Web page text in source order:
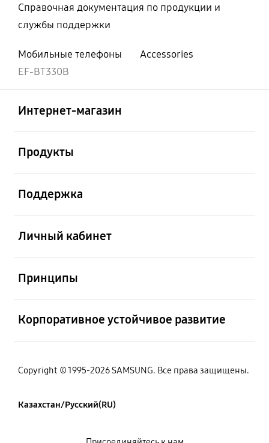
Справочная документация по продукции и
службы поддержки
Мобильные телефоны
Accessories
EF-BT330B
Интернет-магазин
Продукты
Поддержка
Личный кабинет
Принципы
Корпоративное устойчивое развитие
Copyright © 1995-2026 SAMSUNG. Все права защищены.
Казахстан/Русский(RU)